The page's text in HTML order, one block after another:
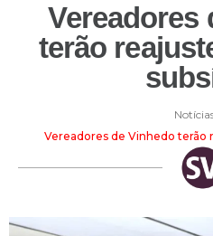
Vereadores
terão
Vereadores de Vinhedo terão